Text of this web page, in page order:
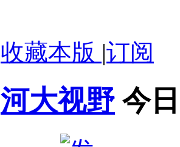
收藏本版 |订阅
河大视野 今